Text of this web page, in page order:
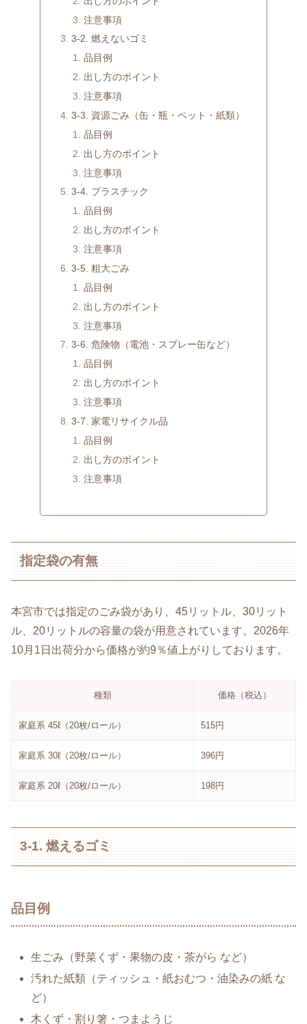
注意事項
3-2. 燃えないゴミ
品目例
出し方のポイント
注意事項
3-3. 資源ごみ（缶・瓶・ペット・紙類）
品目例
出し方のポイント
注意事項
3-4. プラスチック
品目例
出し方のポイント
注意事項
3-5. 粗大ごみ
品目例
出し方のポイント
注意事項
3-6. 危険物（電池・スプレー缶など）
品目例
出し方のポイント
注意事項
3-7. 家電リサイクル品
品目例
出し方のポイント
注意事項
指定袋の有無
本宮市では指定のごみ袋があり、45リットル、30リット
ル、20リットルの容量の袋が用意されています。2026年
10月1日出荷分から価格が約9％値上がりしております。
種類 価格（税込）
家庭系 45ℓ（20枚/ロール） 515円
家庭系 30ℓ（20枚/ロール） 396円
家庭系 20ℓ（20枚/ロール） 198円
3-1. 燃えるゴミ
品目例
生ごみ（野菜くず・果物の皮・茶がら など）
汚れた紙類（ティッシュ・紙おむつ・油染みの紙 な
ど）
木くず・割り箸・つまようじ